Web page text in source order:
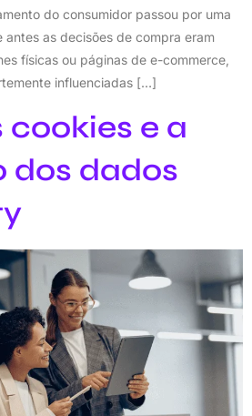
do consumidor passou por uma
antes as decisões de compra eram
físicas ou páginas de e-commerce,
influenciadas […]
cookies e a
dos dados